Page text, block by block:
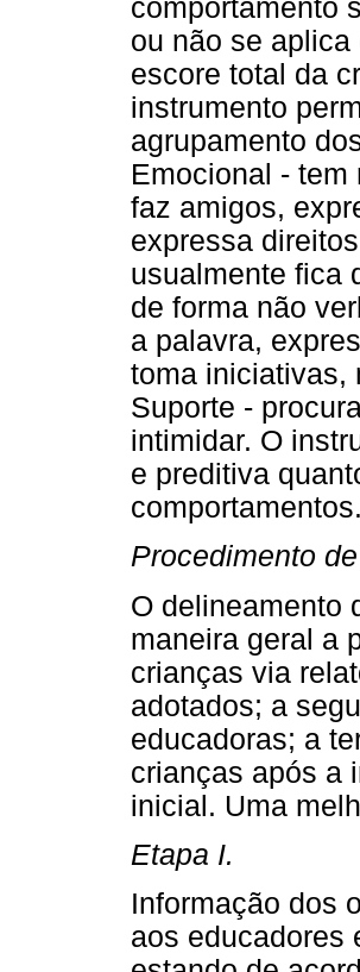
comportamento
ou não se
escore total da
instrumento
agrupamento
Emocional -
faz amigos,
expressa
usualmente fica
de forma não
a palavra,
toma iniciativas,
Suporte -
intimidar. O
e preditiva
comportamentos.
Procedimento
O delineamento
maneira geral a
crianças via
adotados; a
educadoras; a
crianças após a
inicial. Uma
Etapa I.
Informação dos
aos educadores